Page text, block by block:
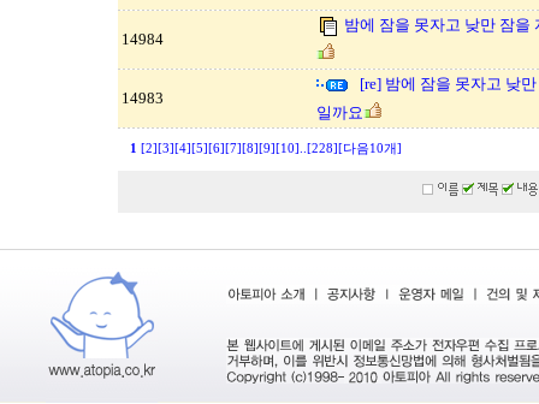
14984
밤에 잠을 못자고 낮만 잠을
14983
[re] 밤에 잠을 못자고 낮
일까요
1 [2] [3] [4] [5] [6] [7] [8] [9] [10] [228] [다음10개]